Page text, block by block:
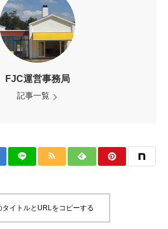
FJC運営事務局
記事一覧
タイトルとURLをコピーする